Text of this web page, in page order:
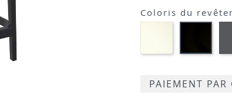
Coloris du
Blanc
Noir
PAIEMENT